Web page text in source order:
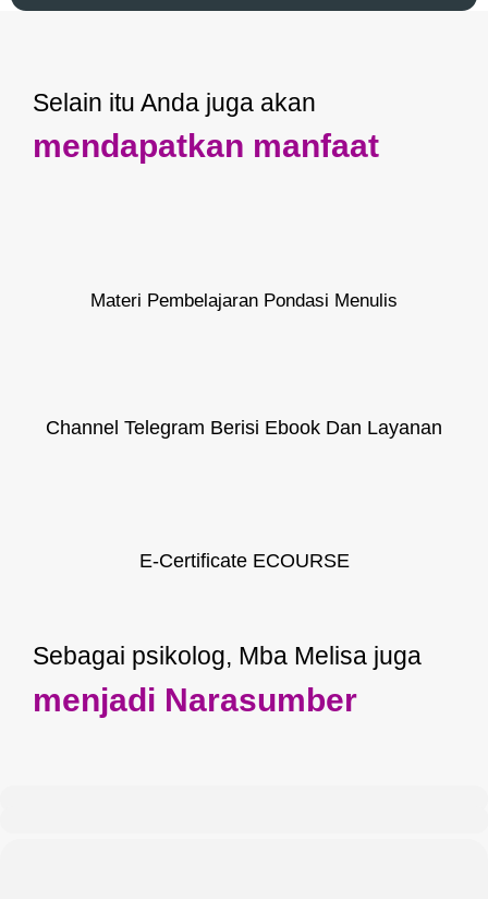
Selain itu Anda juga akan
mendapatkan manfaat
Materi Pembelajaran Pondasi Menulis
Channel Telegram Berisi Ebook Dan Layanan
E-Certificate ECOURSE
Sebagai psikolog, Mba Melisa juga
menjadi Narasumber